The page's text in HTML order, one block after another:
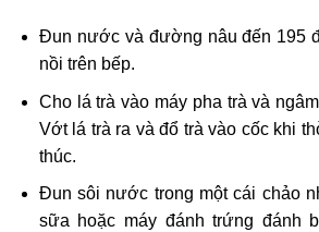
Đun nước và đường nâu đến 195
nồi trên bếp.
Cho lá trà vào máy pha trà và
Vớt lá trà ra và đổ trà vào cốc khi
thúc.
Đun sôi nước trong một cái chảo
sữa hoặc máy đánh trứng đánh